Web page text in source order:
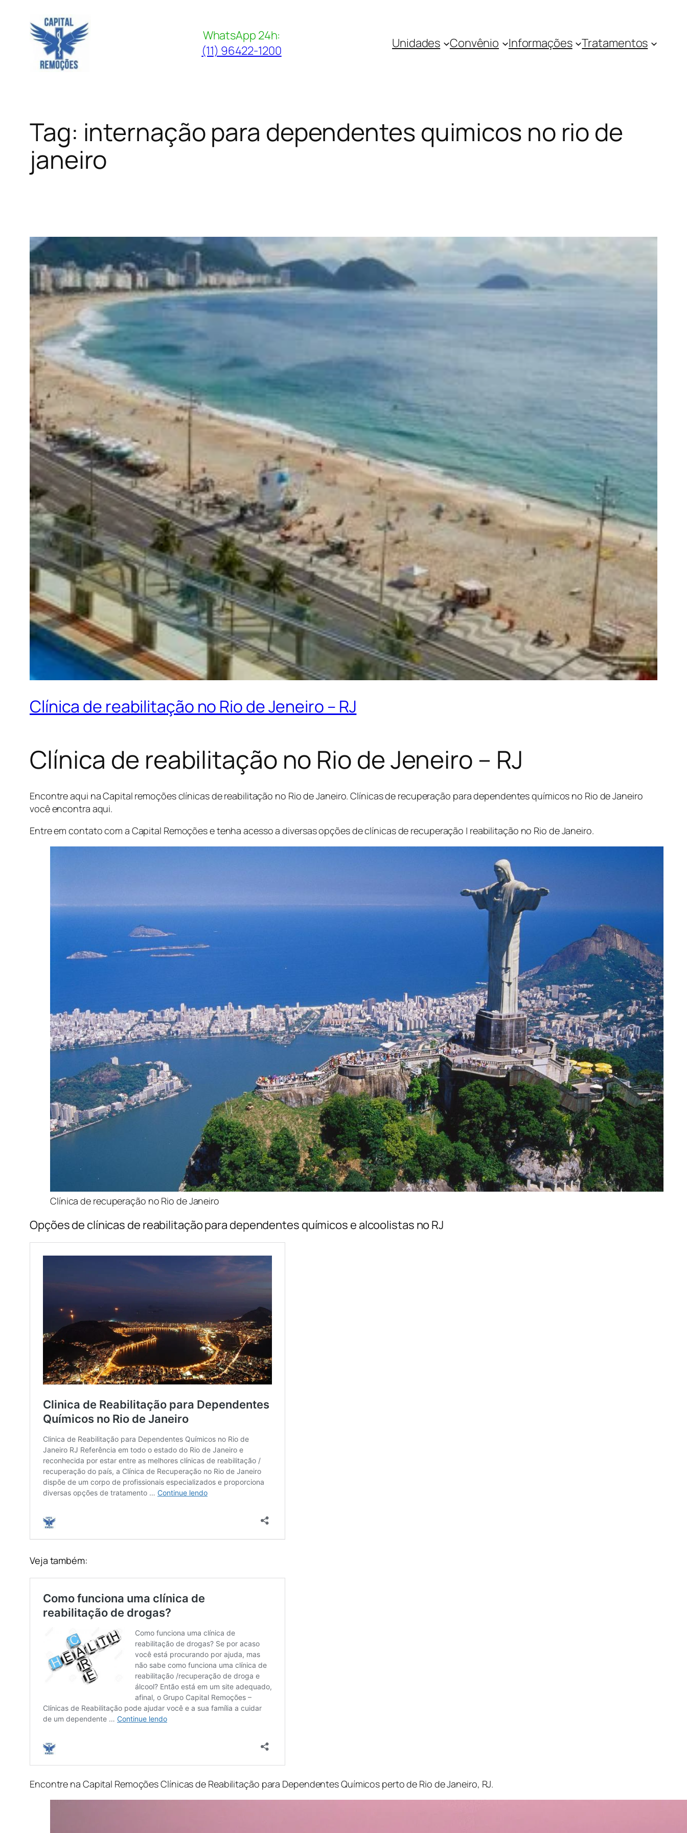
conteúdo
WhatsApp 24h:
(11) 96422-1200
Unidades Convênio Informações Tratamentos
Tag: internação para dependentes quimicos no rio de
janeiro
Clínica de reabilitação no Rio de Jeneiro – RJ
Clínica de reabilitação no Rio de Jeneiro – RJ
Encontre aqui na Capital remoções clínicas de reabilitação no Rio de Janeiro. Clínicas de recuperação para dependentes químicos no Rio de Janeiro
você encontra aqui.
Entre em contato com a Capital Remoções e tenha acesso a diversas opções de clínicas de recuperação | reabilitação no Rio de Janeiro.
Clínica de recuperação no Rio de Janeiro
Opções de clínicas de reabilitação para dependentes químicos e alcoolistas no RJ
Veja também:
Encontre na Capital RemoçõesClínicasde Reabilitação para Dependentes Químicos perto de Rio de Janeiro, RJ.